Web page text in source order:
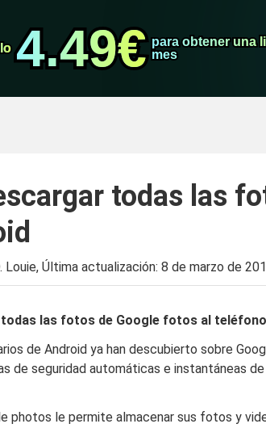
4.49€
4.49€ para obtener una
mes
para obtener una
mes
todas las
Louie, Última actualización: 8 de marzo de
las fotos de Google fotos al teléfono
de Android ya han descubierto sobre
de seguridad automáticas e instantáneas
photos le permite almacenar sus fotos y